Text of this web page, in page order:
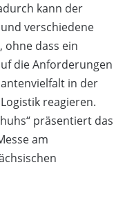
kann der
verschiedene
ohne dass ein
die Anforderungen
in der
reagieren.
präsentiert das
am